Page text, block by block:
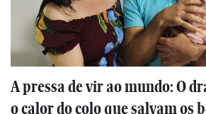
A pressa de vir ao mundo: O
o calor do colo que salvam os